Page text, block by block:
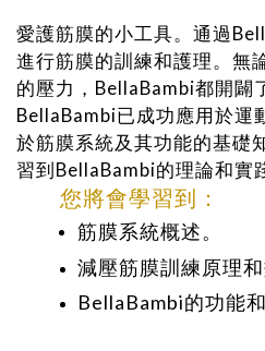
愛護筋膜的小工具。通過
進行筋膜的訓練和護理。無
的壓力，BellaBambi都開闢
BellaBambi已成功應用於運
於筋膜系統及其功能的基礎
習到BellaBambi的理論和實
您將會學習到：
筋膜系統概述。
減壓筋膜訓練原理和
BellaBambi的功能